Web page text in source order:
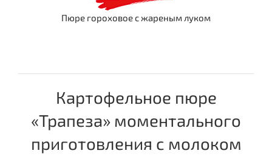
Пюре гороховое с жареным луком
Картофельное пюре
«Трапеза» моментального
приготовления с молоком